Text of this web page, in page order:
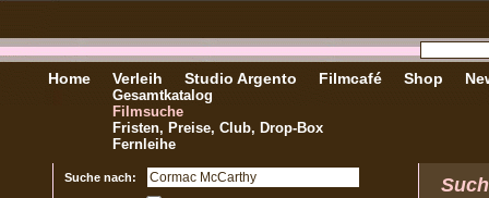
Home Verleih
Gesamtkatalog
Filmsuche
Fristen, Preise, Club, Drop-Box
Fernleihe
Studio Argento Filmcafé Shop
Suche nach: